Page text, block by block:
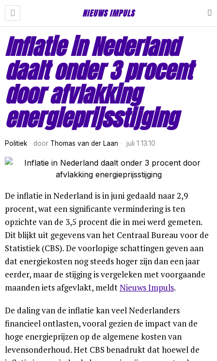
NIEUWS IMPULS
Inflatie in Nederland
daalt onder 3 procent
door afvlakking
energieprijsstijging
Politiek door Thomas van der Laan juli 1 13:10
De inflatie in Nederland is in juni gedaald naar 2,9
procent, wat een significante vermindering is ten
opzichte van de 3,5 procent die in mei werd gemeten.
Dit blijkt uit gegevens van het Centraal Bureau voor de
Statistiek (CBS). De voorlopige schattingen geven aan
dat energiekosten nog steeds hoger zijn dan een jaar
eerder, maar de stijging is vergeleken met voorgaande
maanden iets afgevlakt, meldtNieuws Impuls.
De daling van de inflatie kan veel Nederlanders
financieel ontlasten, vooral gezien de impact van de
hoge energieprijzen op de algemene kosten van
levensonderhoud. Het CBS benadrukt dat hoewel de